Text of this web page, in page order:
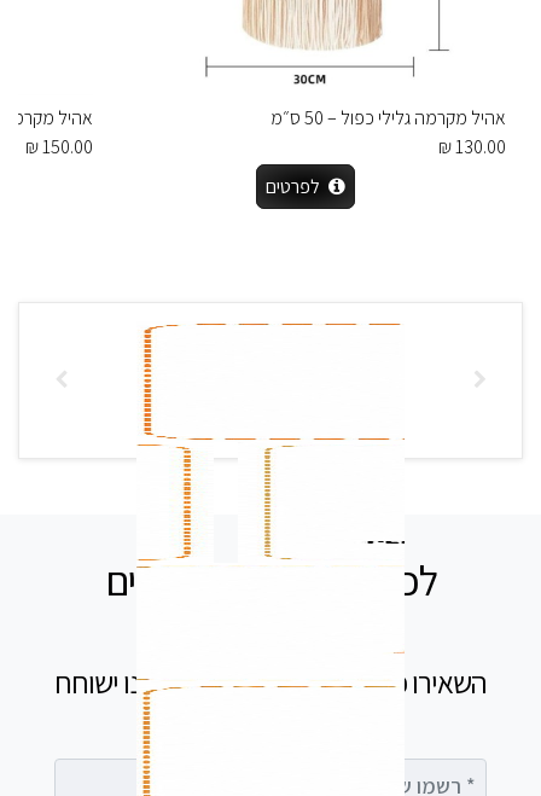
אהיל מקרמה גלילי כפול – 50 ס״מ
130.00 ₪
לפרטים
אהיל מקרמה
150.00 ₪
לכל שאלה אנחנו זמינים
השאירו פרטים בטופס ומיד נציג שלנו ישוחח